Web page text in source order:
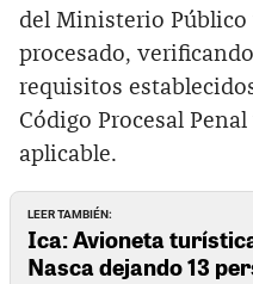
del Ministerio Público
procesado,
requisitos
Código Procesal
aplicable.
LEER TAMBIÉN:
Ica: Avioneta
Nasca dejando 13